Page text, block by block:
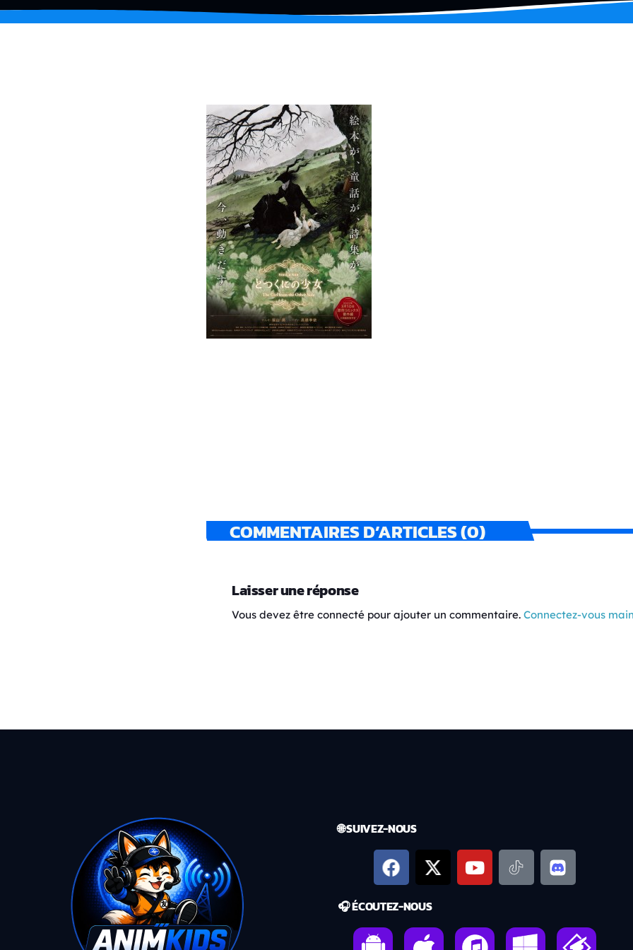
COMMENTAIRES D’ARTICLES (0)
Laisser une réponse
Vous devez être connecté pour ajouter un commentaire. Connectez-vous
🌐 SUIVEZ-NOUS
🎧 ÉCOUTEZ-NOUS